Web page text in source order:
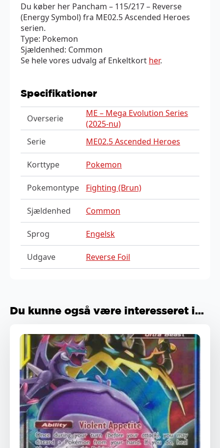
Du køber her Pancham – 115/217 – Reverse
(Energy Symbol) fra ME02.5 Ascended Heroes
serien.
Type: Pokemon
Sjældenhed: Common
Se hele vores udvalg af Enkeltkort her.
Specifikationer
Overserie
ME – Mega Evolution Series
(2025-nu)
Serie
ME02.5 Ascended Heroes
Korttype Pokemon
Pokemontype Fighting (Brun)
Sjældenhed Common
Sprog Engelsk
Udgave Reverse Foil
Du kunne også være interesseret i...